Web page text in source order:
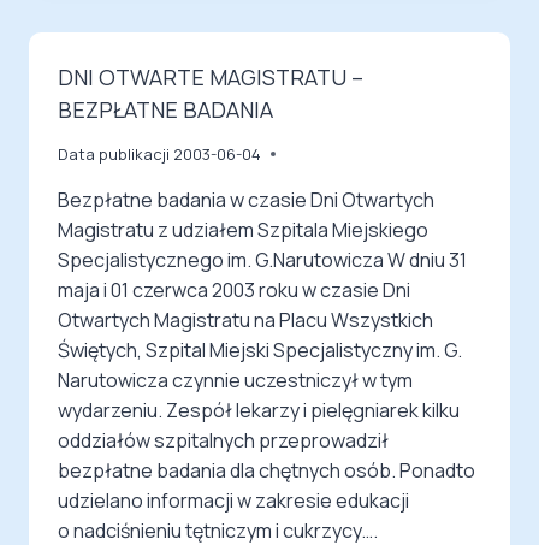
DNI OTWARTE MAGISTRATU –
BEZPŁATNE BADANIA
Data publikacji 2003-06-04
Bezpłatne badania w czasie Dni Otwartych
Magistratu z udziałem Szpitala Miejskiego
Specjalistycznego im. G.Narutowicza W dniu 31
maja i 01 czerwca 2003 roku w czasie Dni
Otwartych Magistratu na Placu Wszystkich
Świętych, Szpital Miejski Specjalistyczny im. G.
Narutowicza czynnie uczestniczył w tym
wydarzeniu. Zespół lekarzy i pielęgniarek kilku
oddziałów szpitalnych przeprowadził
bezpłatne badania dla chętnych osób. Ponadto
udzielano informacji w zakresie edukacji
o nadciśnieniu tętniczym i cukrzycy….